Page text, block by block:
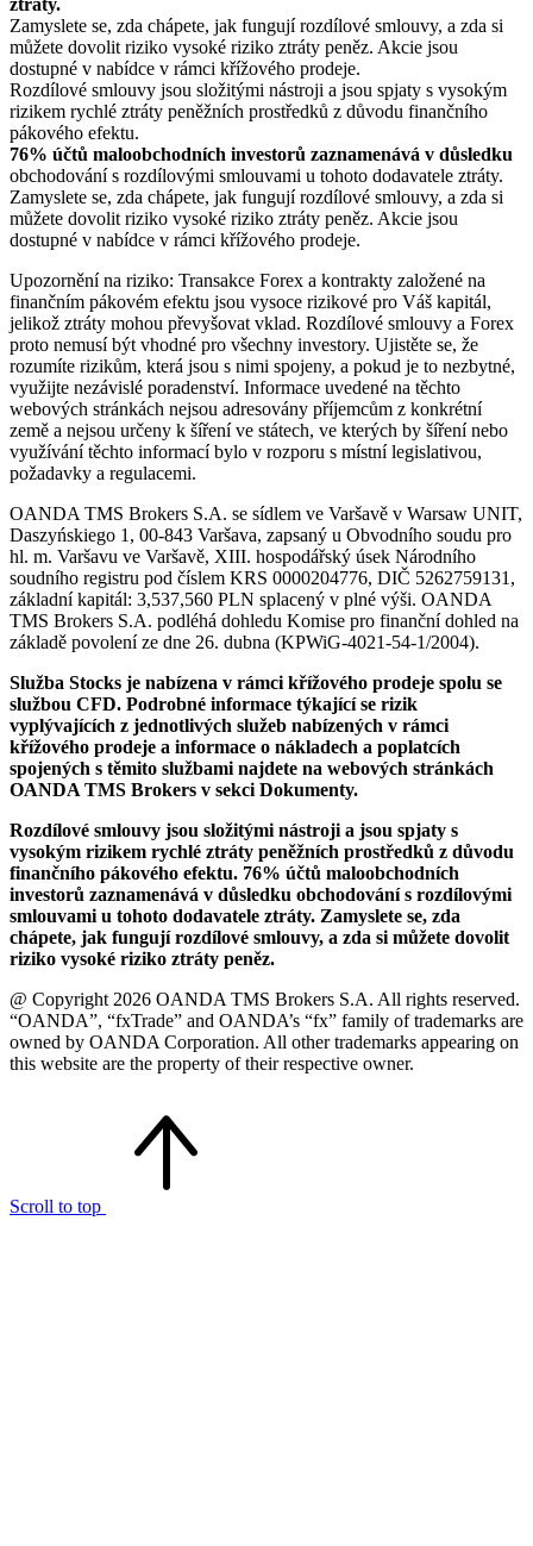
Zamyslete se, zda chápete, jak fungují rozdílové smlouvy, a zda si
můžete dovolit riziko vysoké riziko ztráty peněz. Akcie jsou
dostupné v nabídce v rámci křížového prodeje.
Rozdílové smlouvy jsou složitými nástroji a jsou spjaty s vysokým
rizikem rychlé ztráty peněžních prostředků z důvodu finančního
pákového efektu.
76% účtů maloobchodních investorů zaznamenává v důsledku
obchodování s rozdílovými smlouvami u tohoto dodavatele ztráty.
Zamyslete se, zda chápete, jak fungují rozdílové smlouvy, a zda si
můžete dovolit riziko vysoké riziko ztráty peněz. Akcie jsou
dostupné v nabídce v rámci křížového prodeje.
Upozornění na riziko: Transakce Forex a kontrakty založené na
finančním pákovém efektu jsou vysoce rizikové pro Váš kapitál,
jelikož ztráty mohou převyšovat vklad. Rozdílové smlouvy a Forex
proto nemusí být vhodné pro všechny investory. Ujistěte se, že
rozumíte rizikům, která jsou s nimi spojeny, a pokud je to nezbytné,
využijte nezávislé poradenství. Informace uvedené na těchto
webových stránkách nejsou adresovány příjemcům z konkrétní
země a nejsou určeny k šíření ve státech, ve kterých by šíření nebo
využívání těchto informací bylo v rozporu s místní legislativou,
požadavky a regulacemi.
OANDA TMS Brokers S.A. se sídlem ve Varšavě v Warsaw UNIT,
Daszyńskiego 1, 00-843 Varšava, zapsaný u Obvodního soudu pro
hl. m. Varšavu ve Varšavě, XIII. hospodářský úsek Národního
soudního registru pod číslem KRS 0000204776, DIČ 5262759131,
základní kapitál: 3,537,560 PLN splacený v plné výši. OANDA
TMS Brokers S.A. podléhá dohledu Komise pro finanční dohled na
základě povolení ze dne 26. dubna (KPWiG-4021-54-1/2004).
Služba Stocks je nabízena v rámci křížového prodeje spolu se
službou CFD. Podrobné informace týkající se rizik
vyplývajících z jednotlivých služeb nabízených v rámci
křížového prodeje a informace o nákladech a poplatcích
spojených s těmito službami najdete na webových stránkách
OANDA TMS Brokers v sekci Dokumenty.
Rozdílové smlouvy jsou složitými nástroji a jsou spjaty s
vysokým rizikem rychlé ztráty peněžních prostředků z důvodu
finančního pákového efektu. 76% účtů maloobchodních
investorů zaznamenává v důsledku obchodování s rozdílovými
smlouvami u tohoto dodavatele ztráty. Zamyslete se, zda
chápete, jak fungují rozdílové smlouvy, a zda si můžete dovolit
riziko vysoké riziko ztráty peněz.
@ Copyright 2026 OANDA TMS Brokers S.A. All rights reserved.
“OANDA”, “fxTrade” and OANDA’s “fx” family of trademarks are
owned by OANDA Corporation. All other trademarks appearing on
this website are the property of their respective owner.
Scroll to top